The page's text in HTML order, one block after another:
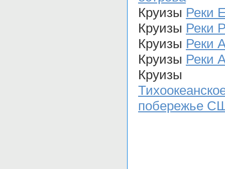
Круизы Реки
Круизы Реки
Круизы Реки
Круизы Реки
Круизы
побережье